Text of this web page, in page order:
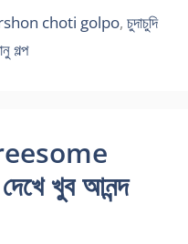
choti golpo,চুদাচুদি
গল্প
খুব আনন্দ